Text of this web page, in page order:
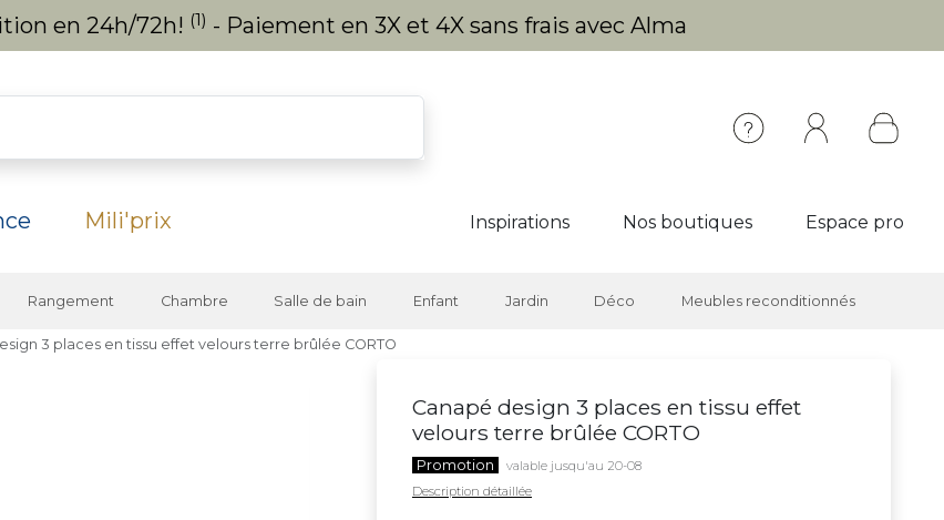
en 24h/72h! (1) - Paiement en 3X et 4X sans frais avec Alma
Mili'prix Inspirations Nos boutiques Espace pro
Rangement Chambre Salle de bain Enfant Jardin Déco Meubles reconditionnés
3 places en tissu effet velours terre brûlée CORTO
Canapé design 3 places en tissu effet
velours terre brûlée CORTO
Promotion
valable jusqu'au 20-08
Description détaillée